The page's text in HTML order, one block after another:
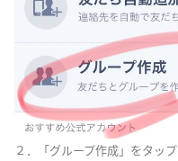
２．「グループ作成」をタップ